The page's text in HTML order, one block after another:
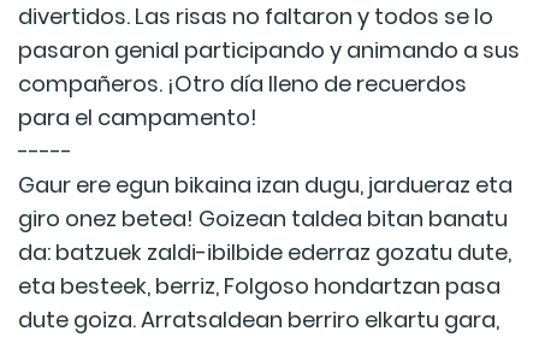
divertidos. Las risas no faltaron y todos se lo
pasaron genial participando y animando a sus
compañeros. ¡Otro día lleno de recuerdos
para el campamento!
-----
Gaur ere egun bikaina izan dugu, jardueraz eta
giro onez betea! Goizean taldea bitan banatu
da: batzuek zaldi-ibilbide ederraz gozatu dute,
eta besteek, berriz, Folgoso hondartzan pasa
dute goiza. Arratsaldean berriro elkartu gara,